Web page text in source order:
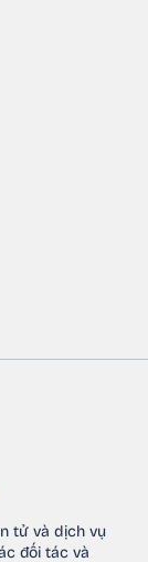
tử và dịch vụ
đối tác và